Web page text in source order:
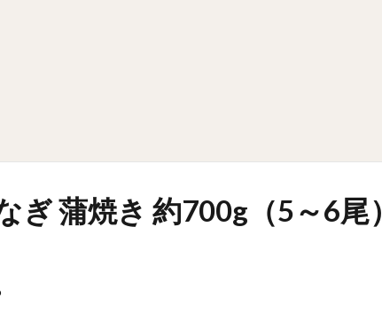
ぎ 蒲焼き 約700g（5～6尾）